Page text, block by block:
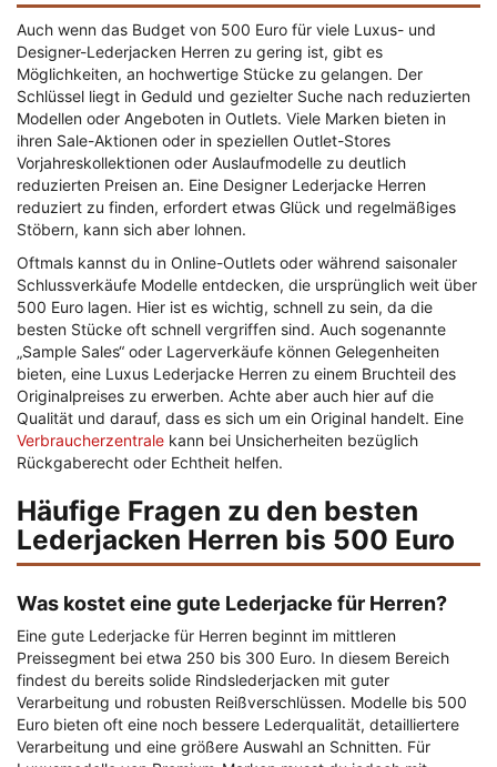
Auch wenn das Budget von 500 Euro für viele Luxus- und
Designer-Lederjacken Herren zu gering ist, gibt es
Möglichkeiten, an hochwertige Stücke zu gelangen. Der
Schlüssel liegt in Geduld und gezielter Suche nach reduzierten
Modellen oder Angeboten in Outlets. Viele Marken bieten in
ihren Sale-Aktionen oder in speziellen Outlet-Stores
Vorjahreskollektionen oder Auslaufmodelle zu deutlich
reduzierten Preisen an. Eine Designer Lederjacke Herren
reduziert zu finden, erfordert etwas Glück und regelmäßiges
Stöbern, kann sich aber lohnen.
Oftmals kannst du in Online-Outlets oder während saisonaler
Schlussverkäufe Modelle entdecken, die ursprünglich weit über
500 Euro lagen. Hier ist es wichtig, schnell zu sein, da die
besten Stücke oft schnell vergriffen sind. Auch sogenannte
„Sample Sales“ oder Lagerverkäufe können Gelegenheiten
bieten, eine Luxus Lederjacke Herren zu einem Bruchteil des
Originalpreises zu erwerben. Achte aber auch hier auf die
Qualität und darauf, dass es sich um ein Original handelt. Eine
Verbraucherzentrale kann bei Unsicherheiten bezüglich
Rückgaberecht oder Echtheit helfen.
Häufige Fragen zu den besten
Lederjacken Herren bis 500 Euro
Was kostet eine gute Lederjacke für Herren?
Eine gute Lederjacke für Herren beginnt im mittleren
Preissegment bei etwa 250 bis 300 Euro. In diesem Bereich
findest du bereits solide Rindslederjacken mit guter
Verarbeitung und robusten Reißverschlüssen. Modelle bis 500
Euro bieten oft eine noch bessere Lederqualität, detailliertere
Verarbeitung und eine größere Auswahl an Schnitten. Für